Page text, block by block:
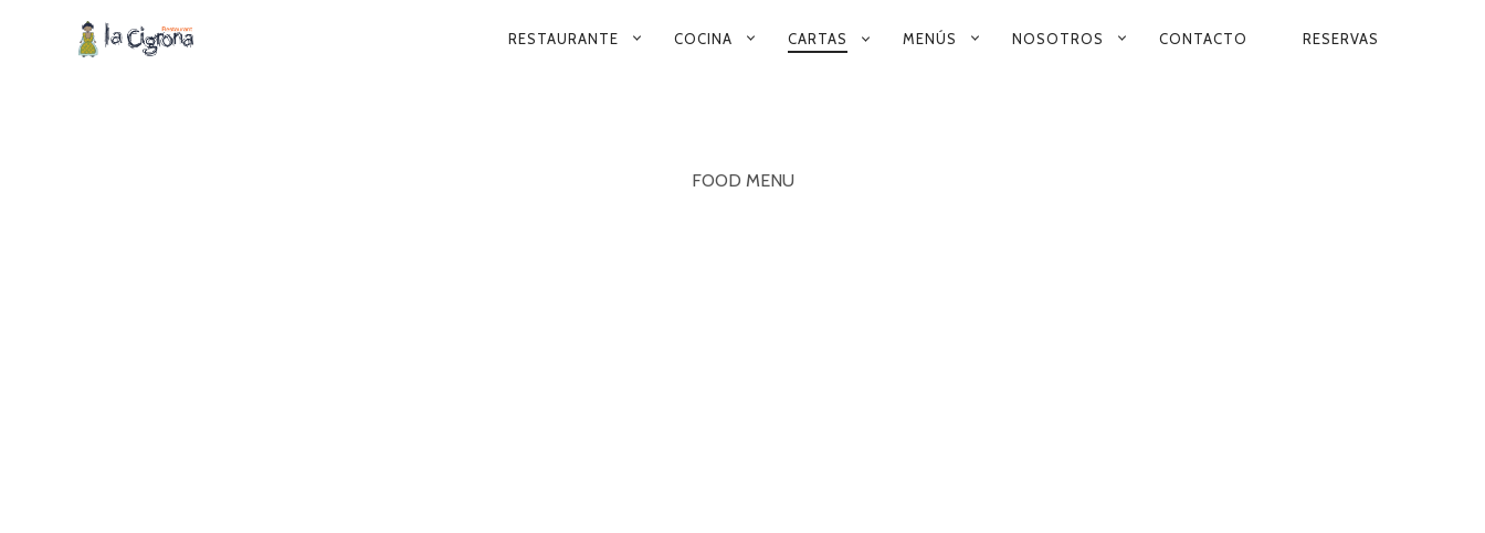
NAVEGACIÓN
RESTAURANTE COCINA CARTAS MENÚS NOSOTROS CONTACTO RESERVAS
FOOD MENU